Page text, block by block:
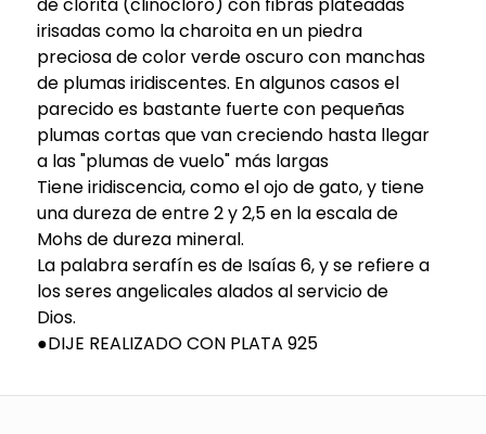
de clorita (clinocloro) con fibras plateadas
irisadas como la charoita en un piedra
preciosa de color verde oscuro con manchas
de plumas iridiscentes. En algunos casos el
parecido es bastante fuerte con pequeñas
plumas cortas que van creciendo hasta llegar
a las "plumas de vuelo" más largas
Tiene iridiscencia, como el ojo de gato, y tiene
una dureza de entre 2 y 2,5 en la escala de
Mohs de dureza mineral.
La palabra serafín es de Isaías 6, y se refiere a
los seres angelicales alados al servicio de
Dios.
●DIJE REALIZADO CON PLATA 925